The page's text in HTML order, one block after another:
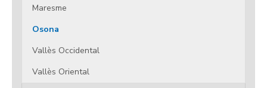
Maresme
Osona
Vallès Occidental
Vallès Oriental